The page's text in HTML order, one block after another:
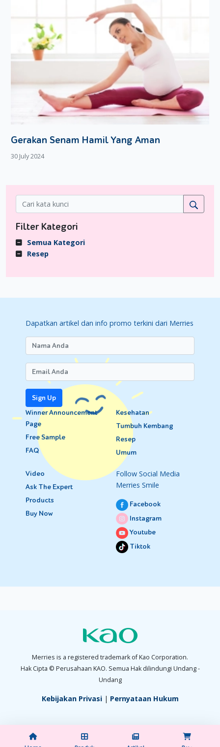
Gerakan Senam Hamil Yang Aman
30 July 2024
Filter Kategori
Semua Kategori
Resep
Dapatkan artikel dan info promo terkini dari Merries
Sign Up
Winner Announcement
Page
Free Sample
FAQ
Kesehatan
Tumbuh Kembang
Resep
Umum
Video
Ask The Expert
Products
Buy Now
Follow Social Media
Merries Smile
Facebook
Instagram
Youtube
Tiktok
Merries is a registered trademark of Kao Corporation.
Hak Cipta © Perusahaan KAO. Semua Hak dilindungi Undang -
Undang
Kebijakan Privasi| Pernyataan Hukum